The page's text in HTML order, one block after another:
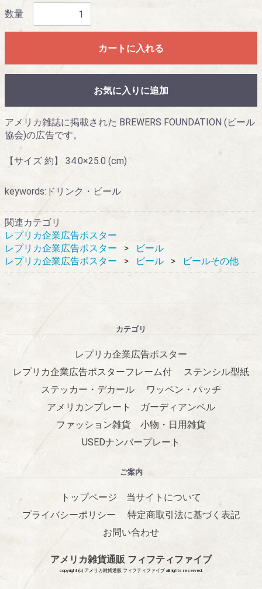
数量
カートに入れる
お気に入りに追加
アメリカ雑誌に掲載された BREWERS FOUNDATION (ビール
協会)の広告です。
【サイズ 約】 34.0×25.0 (cm)
keywords:ドリンク・ビール
関連カテゴリ
レプリカ企業広告ポスター
レプリカ企業広告ポスター
ビール
レプリカ企業広告ポスター
ビール ビールその他
カテゴリ
レプリカ企業広告ポスター
レプリカ企業広告ポスターフレーム付
ステンシル型紙
ステッカー・デカール
ワッペン・パッチ
アメリカンプレート
ガーディアンベル
ファッション雑貨
小物・日用雑貨
USEDナンバープレート
ご案内
トップページ
当サイトについて
プライバシーポリシー
特定商取引法に基づく表記
お問い合わせ
アメリカ雑貨通販 フィフティファイブ
copyright (c) アメリカ雑貨通販 フィフティファイブ all rights reserved.